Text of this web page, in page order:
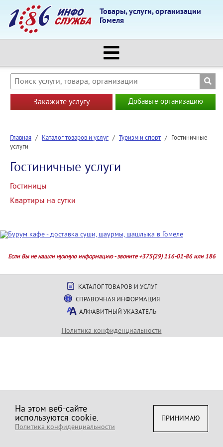
Товары, услуги, организации
Гомеля
Закажите услугу Добавьте организацию
Главная / Каталог товаров и услуг / Туризм и спорт / Гостиничные
услуги
Гостиничные услуги
Гостиницы
Квартиры на сутки
Если Вы не нашли нужную информацию - звоните +375(29) 116-01-86 или 186
КАТАЛОГ ТОВАРОВ И УСЛУГ
СПРАВОЧНАЯ ИНФОРМАЦИЯ
АЛФАВИТНЫЙ УКАЗАТЕЛЬ
Политика конфиденциальности
На этом веб-сайте
используются cookie.
Политика конфиденциальности
ПРИНИМАЮ